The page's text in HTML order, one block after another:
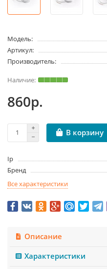
Модель:
Артикул:
Производитель:
860р.
В корзину
Ip
Бренд
Все характеристики
Описание
Характеристики